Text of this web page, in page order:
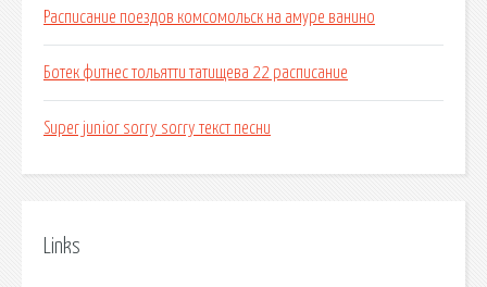
Расписание поездов комсомольск на амуре ванино
Ботек фитнес тольятти татищева 22 расписание
Super junior sorry sorry текст песни
Links